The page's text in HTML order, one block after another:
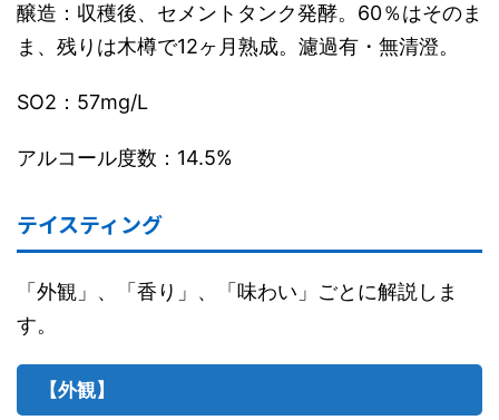
醸造：収穫後、セメントタンク発酵。60％はそのま
ま、残りは木樽で12ヶ月熟成。濾過有・無清澄。
SO2：57mg/L
アルコール度数：14.5%
テイスティング
「外観」、「香り」、「味わい」ごとに解説しま
す。
【外観】